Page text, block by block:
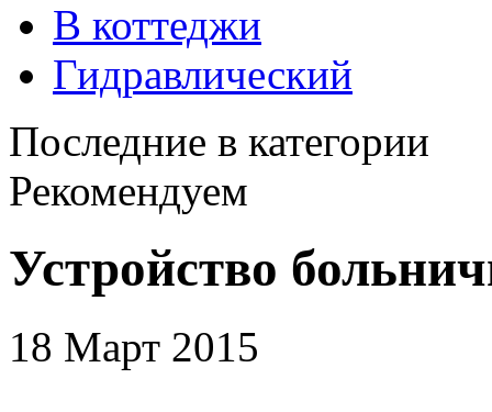
В коттеджи
Гидравлический
Последние в категории
Рекомендуем
Устройство
18 Март 2015